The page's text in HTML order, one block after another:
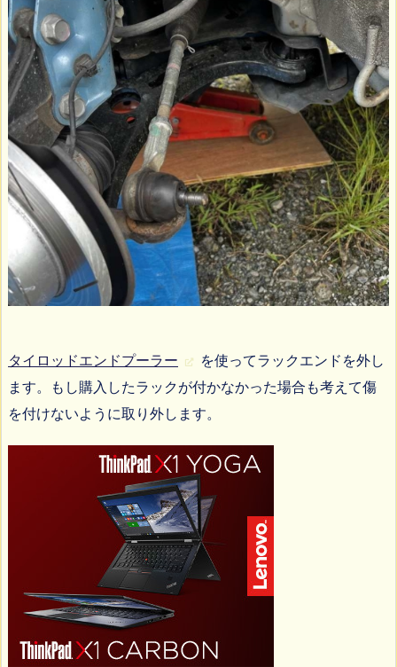
タイロッドエンドプーラー
を使ってラックエンドを外し
ます。もし購入したラックが付かなかった場合も考えて傷
を付けないように取り外します。